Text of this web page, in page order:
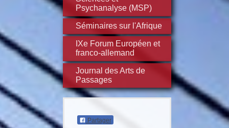
Psychanalyse (MSP)
Séminaires sur l'Afrique
IXe Forum Européen et
franco-allemand
Journal des Arts de
Passages
Partager